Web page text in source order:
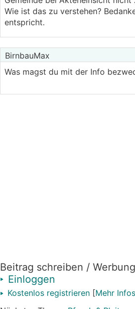
Wie ist das zu verstehen?
entspricht.
BirnbauMax
Was magst du mit der Info
Beitrag schreiben /
Einloggen
Kostenlos registrieren[Mehr Infos